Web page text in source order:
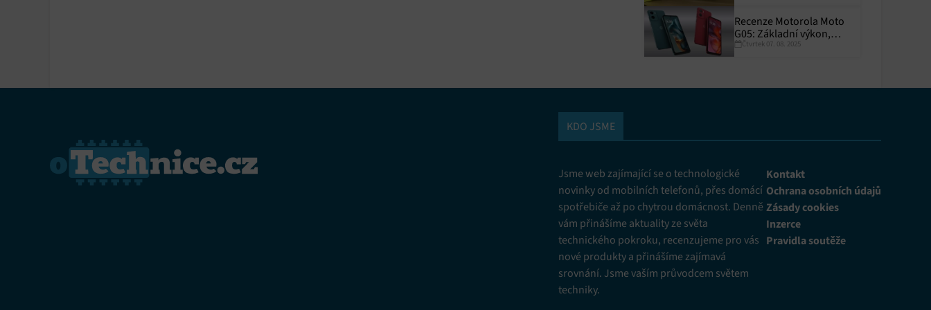
Recenze Motorola Moto
G05: Základní výkon,
skvělá výdrž
Čtvrtek 07. 08. 2025
KDO JSME
Jsme web zajímající se o technologické
novinky od mobilních telefonů, přes domácí
spotřebiče až po chytrou domácnost. Denně
vám přinášíme aktuality ze světa
technického pokroku, recenzujeme pro vás
nové produkty a přinášíme zajímavá
srovnání. Jsme vaším průvodcem světem
techniky.
Kontakt
Ochrana osobních údajů
Zásady cookies
Inzerce
Pravidla soutěže